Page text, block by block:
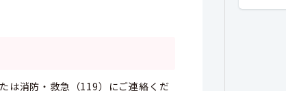
は消防・救急（119）にご連絡くだ